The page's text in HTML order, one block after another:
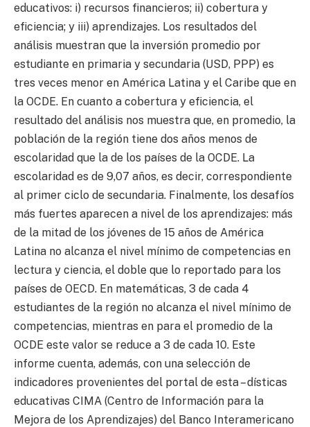
educativos: i) recursos financieros; ii) cobertura y
eficiencia; y iii) aprendizajes. Los resultados del
análisis muestran que la inversión promedio por
estudiante en primaria y secundaria (USD, PPP) es
tres veces menor en América Latina y el Caribe que en
la OCDE. En cuanto a cobertura y eficiencia, el
resultado del análisis nos muestra que, en promedio, la
población de la región tiene dos años menos de
escolaridad que la de los países de la OCDE. La
escolaridad es de 9,07 años, es decir, correspondiente
al primer ciclo de secundaria. Finalmente, los desafíos
más fuertes aparecen a nivel de los aprendizajes: más
de la mitad de los jóvenes de 15 años de América
Latina no alcanza el nivel mínimo de competencias en
lectura y ciencia, el doble que lo reportado para los
países de OECD. En matemáticas, 3 de cada 4
estudiantes de la región no alcanza el nivel mínimo de
competencias, mientras en para el promedio de la
OCDE este valor se reduce a 3 de cada 10. Este
informe cuenta, además, con una selección de
indicadores provenientes del portal de esta – dísticas
educativas CIMA (Centro de Información para la
Mejora de los Aprendizajes) del Banco Interamericano